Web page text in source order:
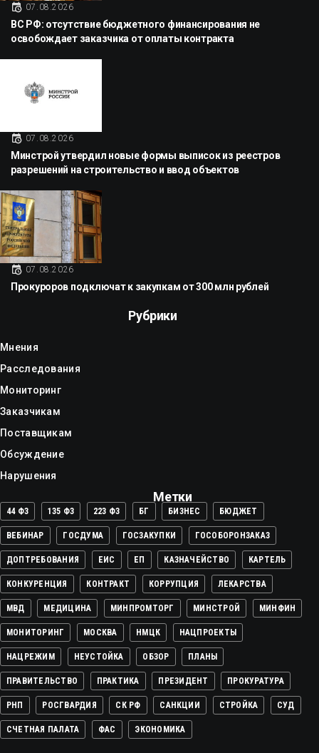
07.08.2026
ВС РФ: отсутствие бюджетного финансирования не
освобождает заказчика от оплаты контракта
07.08.2026
Минстрой утвердил новые формы выписок из реестров
разрешений на строительство и ввод объектов
07.08.2026
Прокуроров подключат к закупкам от 300 млн рублей
Рубрики
Мнения
Расследования
Мониторинг
Заказчикам
Поставщикам
Обсуждение
Нарушения
Метки
44 ФЗ 135 ФЗ 223 ФЗ БГ БИЗНЕС БЮДЖЕТ
ВЕБИНАР ГОСДУМА ГОСЗАКУПКИ ГОСОБОРОНЗАКАЗ
ДОПТРЕБОВАНИЯ ЕИС ЕП КАЗНАЧЕЙСТВО КАРТЕЛЬ
КОНКУРЕНЦИЯ КОНТРАКТ КОРРУПЦИЯ ЛЕКАРСТВА
МВД МЕДИЦИНА МИНПРОМТОРГ МИНСТРОЙ МИНФИН
МОНИТОРИНГ МОСКВА НМЦК НАЦПРОЕКТЫ
НАЦРЕЖИМ НЕУСТОЙКА ОБЗОР ПЛАНЫ
ПРАВИТЕЛЬСТВО ПРАКТИКА ПРЕЗИДЕНТ ПРОКУРАТУРА
РНП РОСГВАРДИЯ СК РФ САНКЦИИ СТРОЙКА СУД
СЧЕТНАЯ ПАЛАТА ФАС ЭКОНОМИКА